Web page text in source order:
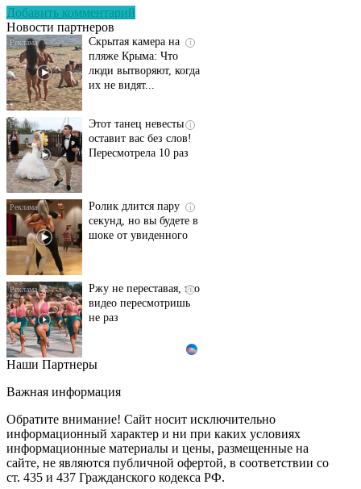
Добавить комментарий
Новости партнеров
i
Скрытая камера на
пляже Крыма: Что
люди вытворяют, когда
их не видят...
i
Этот танец невесты
оставит вас без слов!
Пересмотрела 10 раз
i
Ролик длится пару
секунд, но вы будете в
шоке от увиденного
i
Ржу не переставая, это
видео пересмотришь
не раз
Ролик из Омска: вы
i
Королева вагона
отожгла! Видео не
оставит равнодушным
Наши Партнеры
Важная информация
Обратите внимание! Сайт носит исключительно
информационный характер и ни при каких условиях
информационные материалы и цены, размещенные на
сайте, не являются публичной офертой, в соответствии со
ст. 435 и 437 Гражданского кодекса РФ.